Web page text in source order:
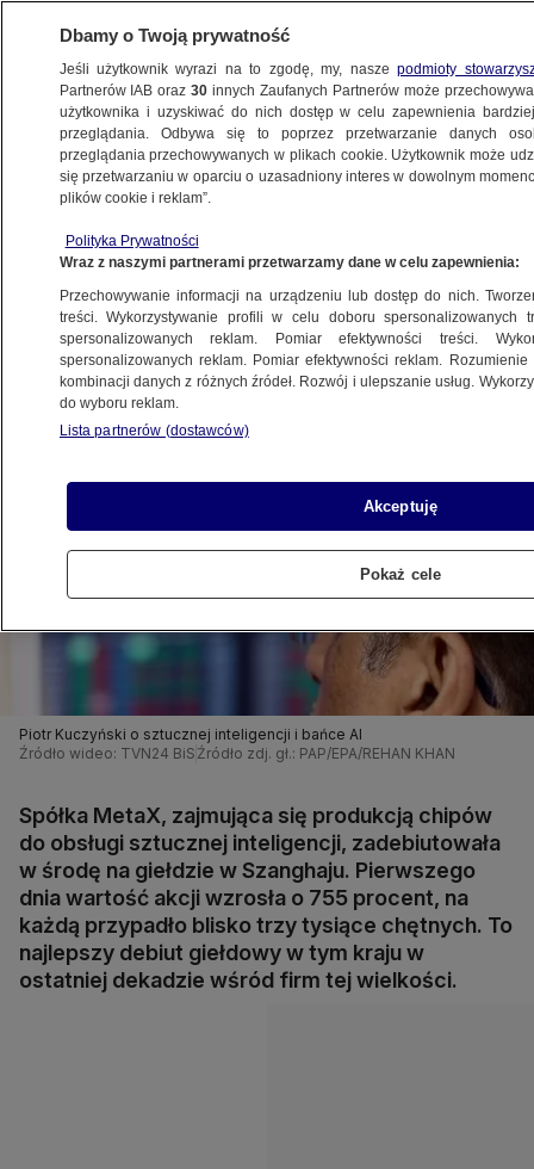
BIZNES
RYNKI
"Przytłaczający popyt"
17.12.2025, 12:58
Posłuchaj artykułu
Czyta lektor AI
Piotr Kuczyński o sztucznej inteligencji i bańce AI
Źródło wideo: TVN24 BiS Źródło zdj. gł.: PAP/EPA/REHAN KHAN
Spółka MetaX, zajmująca się produkcją chipów
do obsługi sztucznej inteligencji, zadebiutowała
w środę na giełdzie w Szanghaju. Pierwszego
dnia wartość akcji wzrosła o 755 procent, na
każdą przypadło blisko trzy tysiące chętnych. To
najlepszy debiut giełdowy w tym kraju w
ostatniej dekadzie wśród firm tej wielkości.
Dbamy o Twoją prywatność
Jeśli użytkownik wyrazi na to zgodę, my, naszepodmioty
Partnerów IAB oraz30 innych Zaufanych Partnerów może
użytkownika i uzyskiwać do nich dostęp w celu zapewnienia
przeglądania. Odbywa się to poprzez przetwarzanie danych
przeglądania przechowywanych w plikach cookie. Użytkownik może
się przetwarzaniu w oparciu o uzasadniony interes w dowolnym
plików cookie i reklam”.
Polityka Prywatności
Wraz z naszymi partnerami przetwarzamy dane w celu zapewnienia:
Przechowywanie informacji na urządzeniu lub dostęp do nich.
treści. Wykorzystywanie profili w celu doboru spersonalizowanych
spersonalizowanych reklam. Pomiar efektywności treści.
spersonalizowanych reklam. Pomiar efektywności reklam.
kombinacji danych z różnych źródeł. Rozwój i ulepszanie usług.
do wyboru reklam.
Lista partnerów (dostawców)
Akceptuję
Pokaż cele